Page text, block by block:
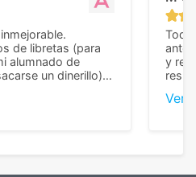
de libretas (para
alumnado de
un dinerillo) y
muy buena calidad
Todo
y
Ver